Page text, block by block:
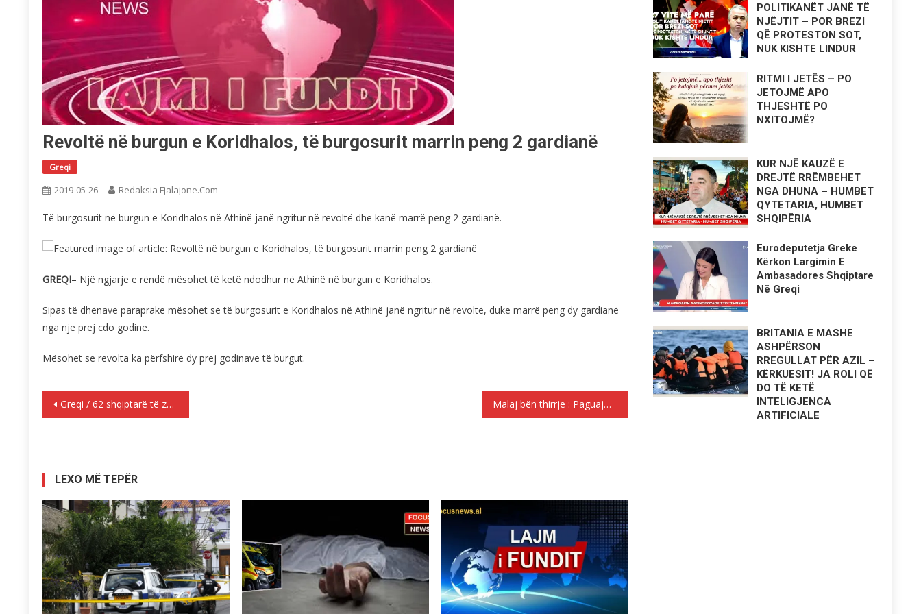
Revoltë në burgun e Koridhalos, të burgosurit marrin peng 2 gardianë
Greqi
2019-05-26 Redaksia Fjalajone.com
Të burgosurit në burgun e Koridhalos në Athinë janë ngritur në revoltë dhe kanë marrë peng 2 gardianë.
GREQI– Një ngjarje e rëndë mësohet të ketë ndodhur në Athinë në burgun e Koridhalos.
Sipas të dhënave paraprake mësohet se të burgosurit e Koridhalos në Athinë janë ngritur në revoltë, duke marrë peng dy gardianë
nga nje prej cdo godine.
Mësohet se revolta ka përfshirë dy prej godinave të burgut.
Lëvizje
Greqi / 62 shqiptarë të zhdukur, në mes tyre dhe pesë vajza. Familjet e viktimave te braktisura nga shteti i tyre (emrat) Malaj bën thirrje : Paguajmë rëndë keq qeverisjen. Duhet të ndërgjegjesohemi, nuk duhet të trembeni duhet t’i largojmë këta lider të dështuar.
LEXO MË TEPËR
POLITIKANËT JANË TË
NJËJTIT – POR BREZI
QË PROTESTON SOT,
NUK KISHTE LINDUR
RITMI I JETËS – PO
JETOJMË APO
THJESHTË PO
NXITOJMË?
KUR NJË KAUZË E
DREJTË RRËMBEHET
NGA DHUNA – HUMBET
QYTETARIA, HUMBET
SHQIPËRIA
Eurodeputetja Greke
Kërkon Largimin E
Ambasadores Shqiptare
Në Greqi
BRITANIA E MASHE
ASHPËRSON
RREGULLAT PËR AZIL –
KËRKUESIT! JA ROLI QË
DO TË KETË
INTELIGJENCA
ARTIFICIALE